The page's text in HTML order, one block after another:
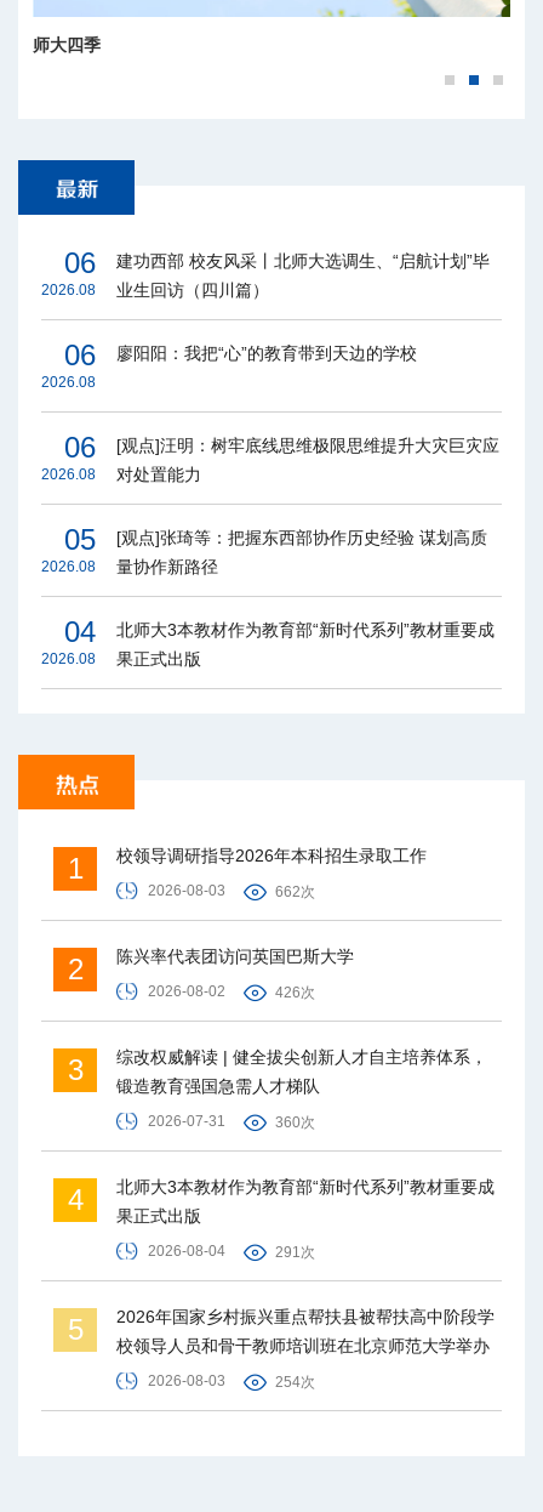
师大四季
06
2026.08
建功西部 校友风采丨北师大选调生、“启航计划”毕
业生回访（四川篇）
06
2026.08
廖阳阳：我把“心”的教育带到天边的学校
06
2026.08
[观点]汪明：树牢底线思维极限思维提升大灾巨灾应
对处置能力
05
2026.08
[观点]张琦等：把握东西部协作历史经验 谋划高质
量协作新路径
04
2026.08
北师大3本教材作为教育部“新时代系列”教材重要成
果正式出版
1 校领导调研指导2026年本科招生录取工作
2026-08-03 662次
2 陈兴率代表团访问英国巴斯大学
2026-08-02 426次
3
综改权威解读 | 健全拔尖创新人才自主培养体系，
锻造教育强国急需人才梯队
2026-07-31 360次
4
北师大3本教材作为教育部“新时代系列”教材重要成
果正式出版
2026-08-04 291次
5
2026年国家乡村振兴重点帮扶县被帮扶高中阶段学
校领导人员和骨干教师培训班在北京师范大学举办
2026-08-03 254次